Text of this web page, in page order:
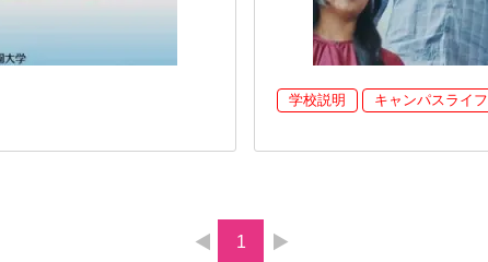
学校説明 キャンパスライフ
1